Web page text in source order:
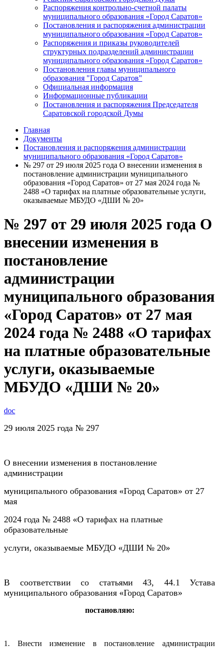
Распоряжения контрольно-счетной палаты
муниципального образования «Город Саратов»
Постановления и распоряжения администрации
муниципального образования «Город Саратов»
Распоряжения и приказы руководителей
структурных подразделений администрации
муниципального образования «Город Саратов»
Постановления главы муниципального
образования "Город Саратов"
Официальная информация
Информационные публикации
Постановления и распоряжения Председателя
Саратовской городской Думы
Главная
Документы
Постановления и распоряжения администрации
муниципального образования «Город Саратов»
№ 297 от 29 июля 2025 года О внесении изменения в
постановление администрации муниципального
образования «Город Саратов» от 27 мая 2024 года №
2488 «О тарифах на платные образовательные услуги,
оказываемые МБУДО «ДШИ № 20»
№ 297 от 29 июля 2025 года О
внесении изменения в
постановление
администрации
муниципального образования
«Город Саратов» от 27 мая
2024 года № 2488 «О тарифах
на платные образовательные
услуги, оказываемые
МБУДО «ДШИ № 20»
doc
29 июля 2025 года № 297
О внесении изменения в постановление
администрации
муниципального образования «Город Саратов» от 27
мая
2024 года № 2488 «О тарифах на платные
образовательные
услуги, оказываемые МБУДО «ДШИ № 20»
В соответствии со статьями 43, 44.1 Устава
муниципального образования «Город Саратов»
постановляю:
1. Внести изменение в постановление администрации